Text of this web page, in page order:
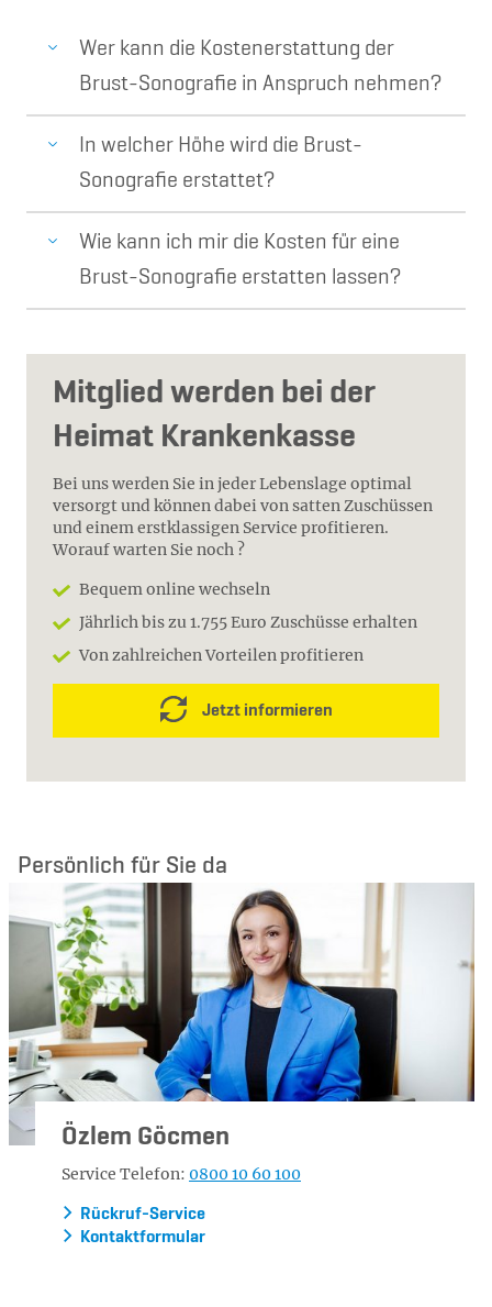
Wer kann die Kostenerstattung der
Brust-Sonografie in Anspruch nehmen?
In welcher Höhe wird die Brust-
Sonografie erstattet?
Wie kann ich mir die Kosten für eine
Brust-Sonografie erstatten lassen?
Mitglied werden bei der
Heimat Krankenkasse
Bei uns werden Sie in jeder Lebenslage optimal
versorgt und können dabei von satten Zuschüssen
und einem erstklassigen Service profitieren.
Worauf warten Sie noch ?
Bequem online wechseln
Jährlich bis zu 1.755 Euro Zuschüsse erhalten
Von zahlreichen Vorteilen profitieren
Jetzt informieren
Persönlich für Sie da
Özlem Göcmen
Service Telefon: 0800 10 60 100
Rückruf-Service
Kontaktformular